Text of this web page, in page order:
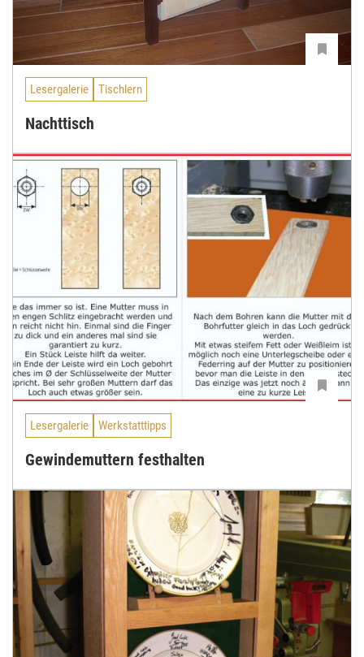
Lesergalerie Tischlern
Nachttisch
Lesergalerie Werkstatttipps
Gewindemuttern festhalten